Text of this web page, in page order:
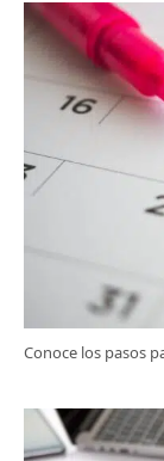
Conoce los pasos